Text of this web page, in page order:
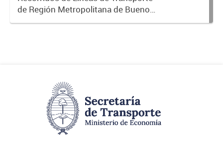
de Región Metropolitana de Buenos
Aires (RMBA).-